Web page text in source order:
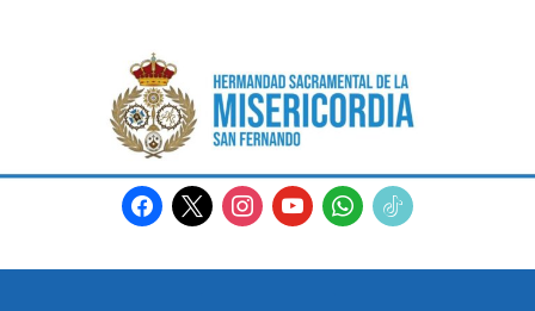
facebook
x instagram
youtubewhatsapp
tiktok2